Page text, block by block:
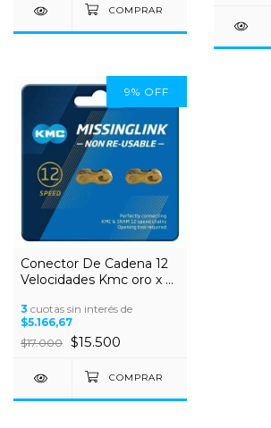
9% OFF
Conector De Cadena 12
Velocidades Kmc oro x 2
3 cuotas sin interés de
$5.166,67
$17.000 $15.500